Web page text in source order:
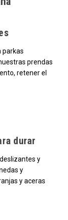
parkas
prendas
retener el
durar
y
y
y aceras